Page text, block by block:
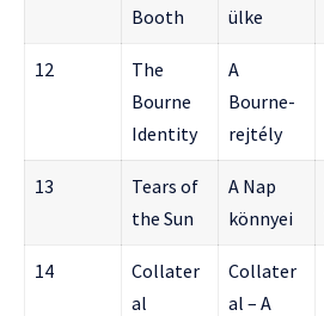
Booth
ülke
12
The
Bourne
Identity
A
Bourne-
rejtély
13
Tears of
the Sun
A Nap
könnyei
14
Collater
al
Collater
al – A